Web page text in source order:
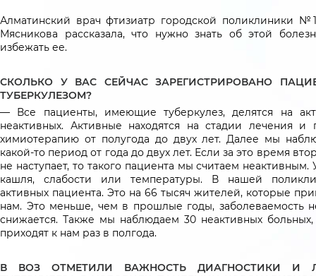
Алматинский врач фтизиатр городской поликлиники
Мясникова рассказала, что нужно знать об этой
избежать ее.
СКОЛЬКО У ВАС СЕЙЧАС ЗАРЕГИСТРИРОВАНО
ТУБЕРКУЛЕЗОМ?
— Все пациенты, имеющие туберкулез, делятся на
неактивных. Активные находятся на стадии лечения и
химиотерапию от полугода до двух лет. Далее мы
какой-то период от года до двух лет. Если за это время
не наступает, то такого пациента мы считаем неактивным.
кашля, слабости или температуры. В нашей
активных пациента. Это на 66 тысяч жителей, которые
нам. Это меньше, чем в прошлые годы, заболеваемость
снижается. Также мы наблюдаем 30 неактивных
приходят к нам раз в полгода.
В ВОЗ ОТМЕТИЛИ ВАЖНОСТЬ ДИАГНОСТИКИ И